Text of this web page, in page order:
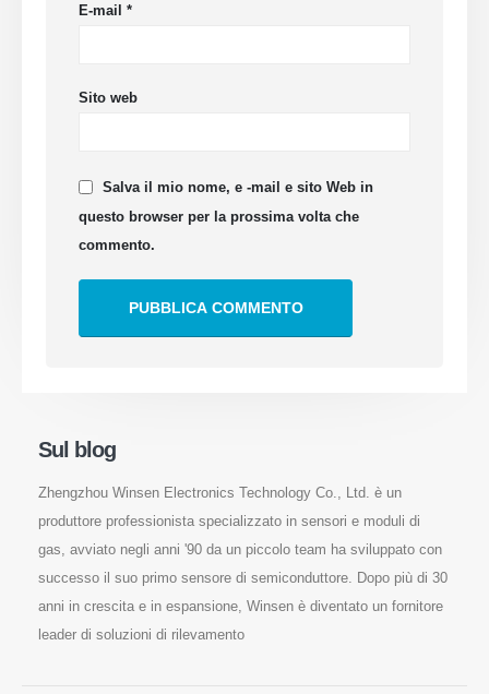
E-mail*
Sito web
Salva il mio nome, e -mail e sito Web in
questo browser per la prossima volta che
commento.
Sul blog
Zhengzhou Winsen Electronics Technology Co., Ltd. è un
produttore professionista specializzato in sensori e moduli di
gas, avviato negli anni '90 da un piccolo team ha sviluppato con
successo il suo primo sensore di semiconduttore. Dopo più di 30
anni in crescita e in espansione, Winsen è diventato un fornitore
leader di soluzioni di rilevamento